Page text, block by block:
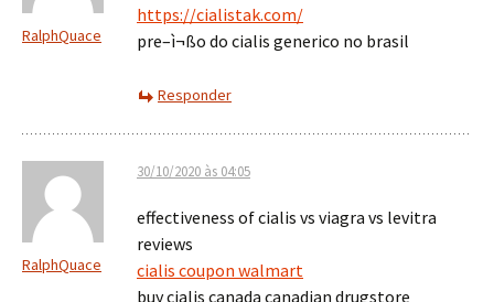
RalphQuace
https://cialistak.com/
pre–ì¬ßo do cialis generico no brasil
Responder
RalphQuace
30/10/2020 às 04:05
effectiveness of cialis vs viagra vs levitra
reviews
cialis coupon walmart
buy cialis canada canadian drugstore